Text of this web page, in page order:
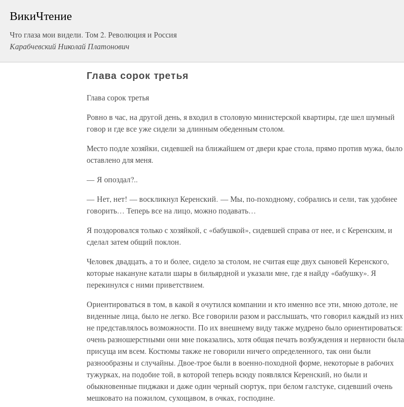
ВикиЧтение
Что глаза мои видели. Том 2. Революция и Россия
Карабчевский Николай Платонович
Глава сорок третья
Глава сорок третья
Ровно в час, на другой день, я входил в столовую министерской квартиры, где шел шумный
говор и где все уже сидели за длинным обеденным столом.
Место подле хозяйки, сидевшей на ближайшем от двери крае стола, прямо против мужа, было
оставлено для меня.
— Я опоздал?..
— Нет, нет! — воскликнул Керенский. — Мы, по-походному, собрались и сели, так удобнее
говорить… Теперь все на лицо, можно подавать…
Я поздоровался только с хозяйкой, с «бабушкой», сидевшей справа от нее, и с Керенским, и
сделал затем общий поклон.
Человек двадцать, а то и более, сидело за столом, не считая еще двух сыновей Керенского,
которые накануне катали шары в бильярдной и указали мне, где я найду «бабушку». Я
перекинулся с ними приветствием.
Ориентироваться в том, в какой я очутился компании и кто именно все эти, мною дотоле, не
виденные лица, было не легко. Все говорили разом и расслышать, что говорил каждый из них
не представлялось возможности. По их внешнему виду также мудрено было ориентироваться:
очень разношерстными они мне показались, хотя общая печать возбуждения и нервности была
присуща им всем. Костюмы также не говорили ничего определенного, так они были
разнообразны и случайны. Двое-трое были в военно-походной форме, некоторые в рабочих
тужурках, на подобие той, в которой теперь всюду появлялся Керенский, но были и
обыкновенные пиджаки и даже один черный сюртук, при белом галстуке, сидевший очень
мешковато на пожилом, сухощавом, в очках, господине.